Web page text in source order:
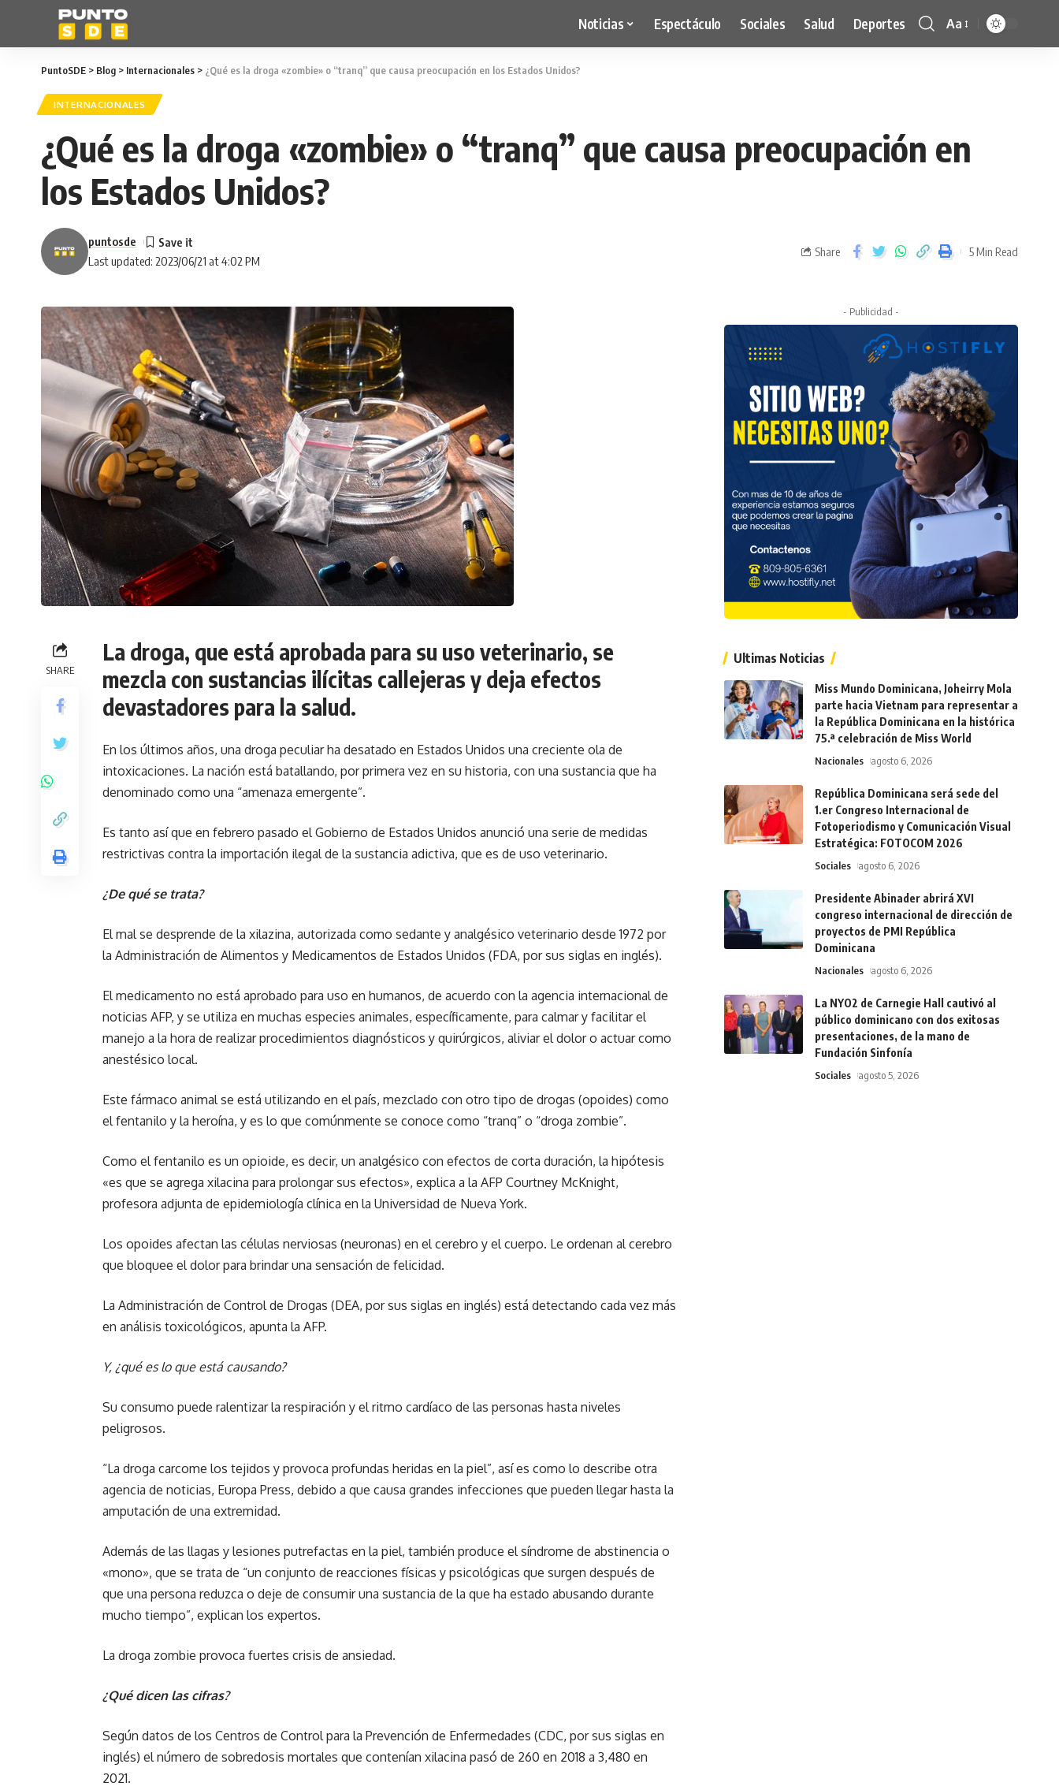
Noticias Espectáculo Sociales Salud Deportes Aa
PuntoSDE > Blog > Internacionales > ¿Qué es la droga «zombie» o “tranq” que causa preocupación en los Estados Unidos?
INTERNACIONALES
¿Qué es la droga «zombie» o “tranq” que causa preocupación en
los Estados Unidos?
Last updated: 2023/06/21 at 4:02 PM
puntosde
Share 5 Min Read
SHARE
La droga, que está aprobada para su uso veterinario, se
mezcla con sustancias ilícitas callejeras y deja efectos
devastadores para la salud.
En los últimos años, una droga peculiar ha desatado en Estados Unidos una creciente ola de
intoxicaciones. La nación está batallando, por primera vez en su historia, con una sustancia que ha
denominado como una “amenaza emergente”.
Es tanto así que en febrero pasado el Gobierno de Estados Unidos anunció una serie de medidas
restrictivas contra la importación ilegal de la sustancia adictiva, que es de uso veterinario.
¿De qué se trata?
El mal se desprende de la xilazina, autorizada como sedante y analgésico veterinario desde 1972 por
la Administración de Alimentos y Medicamentos de Estados Unidos (FDA, por sus siglas en inglés).
El medicamento no está aprobado para uso en humanos, de acuerdo con la agencia internacional de
noticias AFP, y se utiliza en muchas especies animales, específicamente, para calmar y facilitar el
manejo a la hora de realizar procedimientos diagnósticos y quirúrgicos, aliviar el dolor o actuar como
anestésico local.
Este fármaco animal se está utilizando en el país, mezclado con otro tipo de drogas (opoides) como
el fentanilo y la heroína, y es lo que comúnmente se conoce como “tranq” o “droga zombie”.
Como el fentanilo es un opioide, es decir, un analgésico con efectos de corta duración, la hipótesis
«es que se agrega xilacina para prolongar sus efectos», explica a la AFP Courtney McKnight,
profesora adjunta de epidemiología clínica en la Universidad de Nueva York.
Los opoides afectan las células nerviosas (neuronas) en el cerebro y el cuerpo. Le ordenan al cerebro
que bloquee el dolor para brindar una sensación de felicidad.
La Administración de Control de Drogas (DEA, por sus siglas en inglés) está detectando cada vez más
en análisis toxicológicos, apunta la AFP.
Y, ¿qué es lo que está causando?
Su consumo puede ralentizar la respiración y el ritmo cardíaco de las personas hasta niveles
peligrosos.
“La droga carcome los tejidos y provoca profundas heridas en la piel”, así es como lo describe otra
agencia de noticias, Europa Press, debido a que causa grandes infecciones que pueden llegar hasta la
amputación de una extremidad.
Además de las llagas y lesiones putrefactas en la piel, también produce el síndrome de abstinencia o
«mono», que se trata de “un conjunto de reacciones físicas y psicológicas que surgen después de
que una persona reduzca o deje de consumir una sustancia de la que ha estado abusando durante
mucho tiempo”, explican los expertos.
La droga zombie provoca fuertes crisis de ansiedad.
¿Qué dicen las cifras?
Según datos de los Centros de Control para la Prevención de Enfermedades (CDC, por sus siglas en
inglés) el número de sobredosis mortales que contenían xilacina pasó de 260 en 2018 a 3,480 en
2021.
- Publicidad -
Ultimas Noticias
Miss Mundo Dominicana, Joheirry Mola
parte hacia Vietnam para representar a
la República Dominicana en la histórica
75.ª celebración de Miss World
Nacionales agosto 6, 2026
República Dominicana será sede del
1.er Congreso Internacional de
Fotoperiodismo y Comunicación Visual
Estratégica: FOTOCOM 2026
Sociales agosto 6, 2026
Presidente Abinader abrirá XVI
congreso internacional de dirección de
proyectos de PMI República
Dominicana
Nacionales agosto 6, 2026
La NYO2 de Carnegie Hall cautivó al
público dominicano con dos exitosas
presentaciones, de la mano de
Fundación Sinfonía
Sociales agosto 5, 2026